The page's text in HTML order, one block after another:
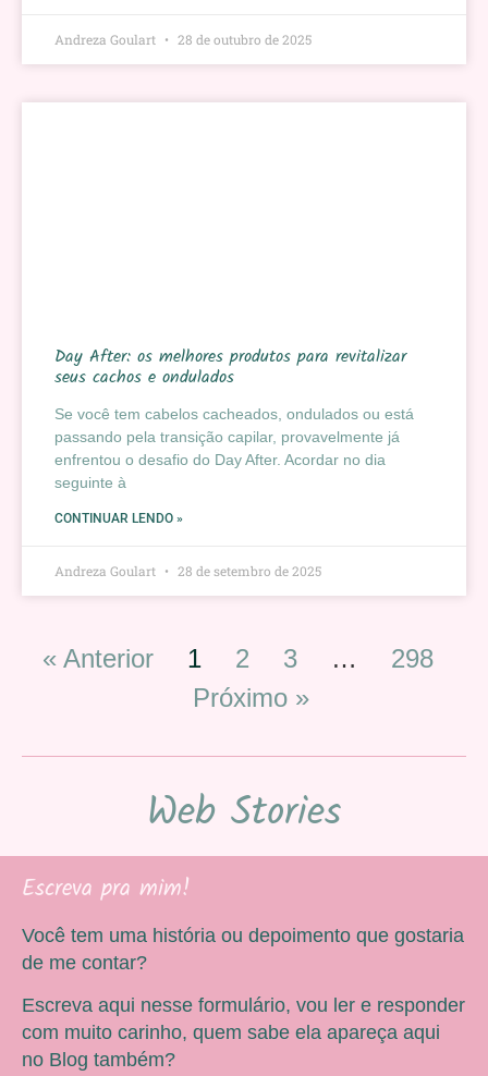
Andreza Goulart 28 de outubro de 2025
Day After: os melhores produtos para revitalizar
seus cachos e ondulados
Se você tem cabelos cacheados, ondulados ou está
passando pela transição capilar, provavelmente já
enfrentou o desafio do Day After. Acordar no dia
seguinte à
CONTINUAR LENDO »
Andreza Goulart 28 de setembro de 2025
« Anterior 1 2 3 …
298
Próximo »
Web Stories
Escreva pra mim!
Você tem uma história ou depoimento que gostaria
de me contar?
Escreva aqui nesse formulário, vou ler e responder
com muito carinho, quem sabe ela apareça aqui
no Blog também?